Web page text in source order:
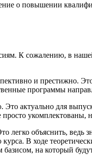
о повышении
К сожалению, в
и престижно.
программы
актуально для
укомплектованы,
легко объяснить, ведь
В ходе
на который